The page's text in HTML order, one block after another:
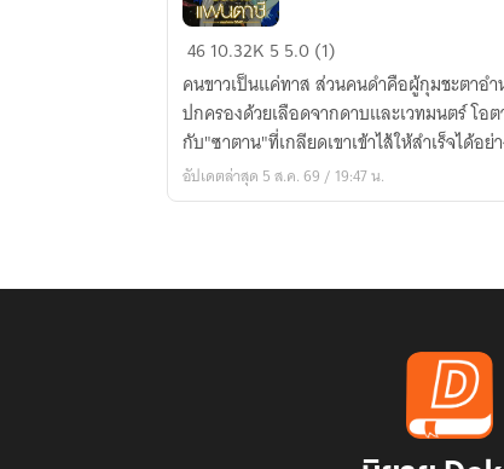
The
Ending
of
Fantasy
-
อวสาน
4610.32K 5 5.0 (1)
คนขาวเป็นแค่ทาส ส่วนคนดำคือผู้กุมชะตาอ
ปกครองด้วยเลือดจากดาบและเวทมนตร์ โอ
กับ"ซาตาน"ที่เกลียดเขาเข้าไส้ให้สำเร็จได้อย่า
อัปเดตล่าสุด 5 ส.ค. 69 / 19:47 น.